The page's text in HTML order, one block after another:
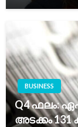
BUSINESS
Q4 ഫലം:
അടക്കം